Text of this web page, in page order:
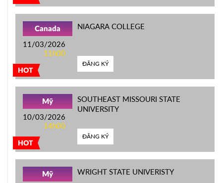
HOT
Canada
11/03/2026
11h00
NIAGARA COLLEGE
ĐĂNG KÝ
HOT
Mỹ
10/03/2026
14h00
SOUTHEAST MISSOURI STATE
UNIVERSITY
ĐĂNG KÝ
Mỹ WRIGHT STATE UNIVERISTY